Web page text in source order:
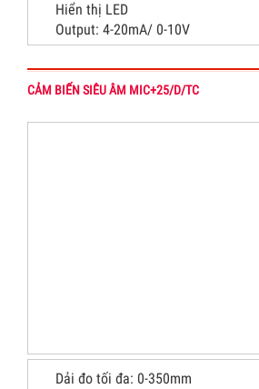
Hiển thị LED
Output: 4-20mA/ 0-10V
CẢM BIẾN SIÊU ÂM MIC+25/D/TC
Dải đo tối đa: 0-350mm